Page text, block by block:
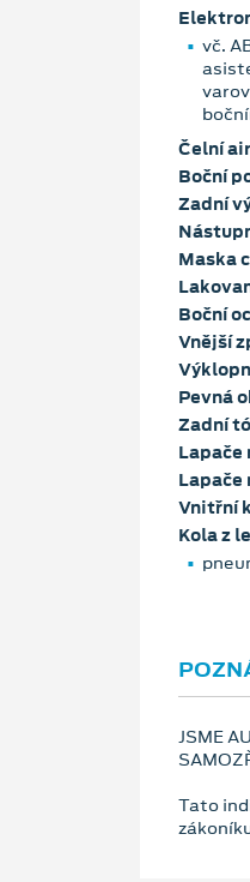
vč.
Čelní
Boční
Zadní
Maska
Boční
Vnější
Pevná
Zadní
Vnitřní
Kola z
JSME
Tato